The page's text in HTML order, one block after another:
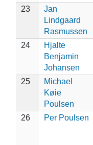
23
Jan
Lindgaard
Rasmussen
24
Hjalte
Benjamin
Johansen
25
Michael
Køie
Poulsen
26
Per Poulsen